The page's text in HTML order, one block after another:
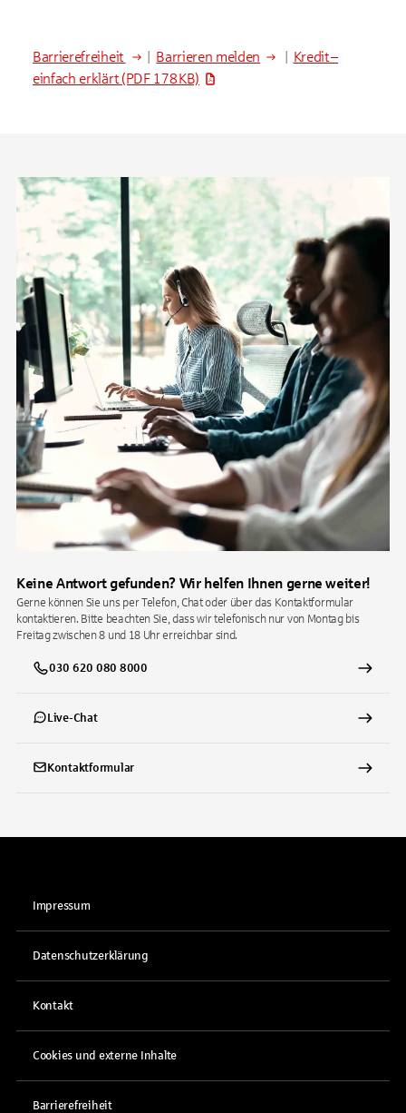
Barrierefreiheit Barrieren melden
Kredit –
einfach erklärt (PDF 178 KB)
Keine Antwort gefunden? Wir helfen Ihnen gerne weiter!
Gerne können Sie uns per Telefon, Chat oder über das Kontaktformular
kontaktieren. Bitte beachten Sie, dass wir telefonisch nur von Montag bis
Freitag zwischen 8 und 18 Uhr erreichbar sind.
030 620 080 8000
Live-Chat
Kontaktformular
Impressum
Datenschutzerklärung
Kontakt
Cookies und externe Inhalte
Barrierefreiheit